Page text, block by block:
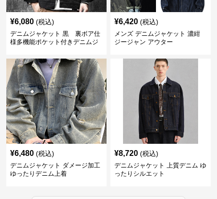
¥6,080 (税込)
デニムジャケット 黒 裏ボア仕
様多機能ポケット付きデニムジ
¥6,420 (税込)
メンズ デニムジャケット 濃紺
ジージャン アウター
¥6,480 (税込)
デニムジャケット ダメージ加工
ゆったりデニム上着
¥8,720 (税込)
デニムジャケット 上質デニム ゆ
ったりシルエット